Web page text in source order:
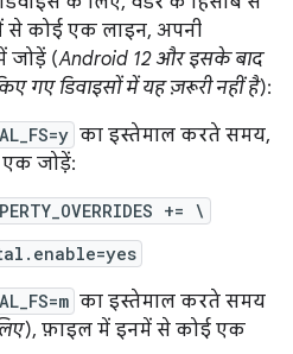
से कोई एक लाइन, अपनी
जोड़ें (Android 12 और इसके बाद
गए डिवाइसों में यह ज़रूरी नहीं है):
का इस्तेमाल करते समय,
जोड़ें:
+= \
का इस्तेमाल करते समय
), फ़ाइल में इनमें से कोई एक